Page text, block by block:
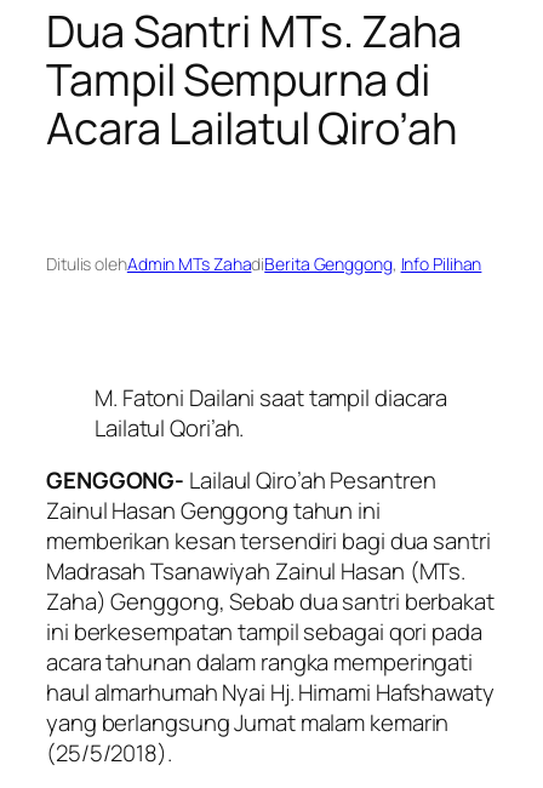
Dua Santri MTs. Zaha
Tampil Sempurna di
Acara Lailatul Qiro’ah
Ditulis olehAdmin MTs ZahadiBerita Genggong, Info Pilihan
M. Fatoni Dailani saat tampil diacara
Lailatul Qori’ah.
GENGGONG- Lailaul Qiro’ah Pesantren
Zainul Hasan Genggong tahun ini
memberikan kesan tersendiri bagi dua santri
Madrasah Tsanawiyah Zainul Hasan (MTs.
Zaha) Genggong, Sebab dua santri berbakat
ini berkesempatan tampil sebagai qori pada
acara tahunan dalam rangka memperingati
haul almarhumah Nyai Hj. Himami Hafshawaty
yang berlangsung Jumat malam kemarin
(25/5/2018).